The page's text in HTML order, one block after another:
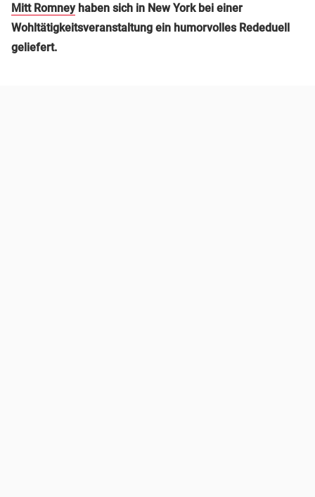
Mitt Romneyhaben sich in New York bei einer
Wohltätigkeitsveranstaltung ein humorvolles Rededuell
geliefert.